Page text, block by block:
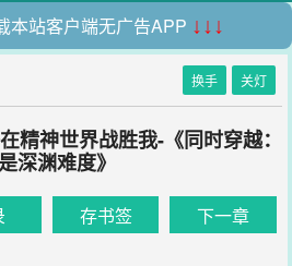
本站客户端无广告APP ↓↓↓
换手 关灯
精神世界战胜我-《同时穿越：
深渊难度》
存书签 下一章